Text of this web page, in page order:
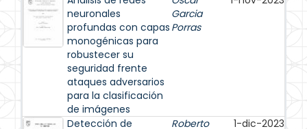
neuronales
profundas con capas
monogénicas para
robustecer su
seguridad frente
ataques adversarios
para la clasificación
de imágenes
Garcia
Porras
Detección de
Roberto
1-dic-2023